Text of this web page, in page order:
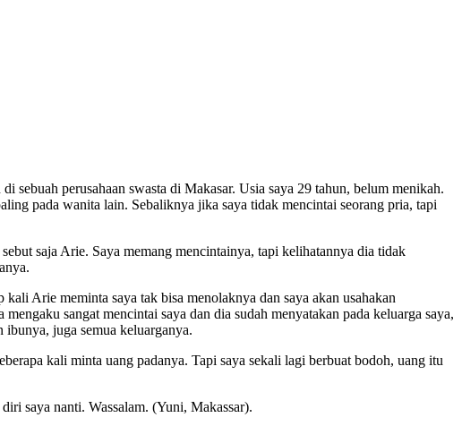
sebuah perusahaan swasta di Makasar. Usia saya 29 tahun, belum menikah.
pada wanita lain. Sebaliknya jika saya tidak mencintai seorang pria, tapi
saja Arie. Saya memang mencintainya, tapi kelihatannya dia tidak
Arie meminta saya tak bisa menolaknya dan saya akan usahakan
sangat mencintai saya dan dia sudah menyatakan pada keluarga saya,
ibunya, juga semua keluarganya.
kali minta uang padanya. Tapi saya sekali lagi berbuat bodoh, uang itu
saya nanti. Wassalam. (Yuni, Makassar).